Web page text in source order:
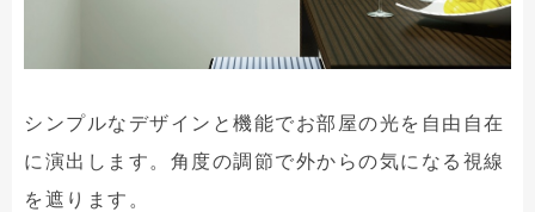
シンプルなデザインと機能でお部屋の光を自由自在
に演出します。角度の調節で外からの気になる視線
を遮ります。